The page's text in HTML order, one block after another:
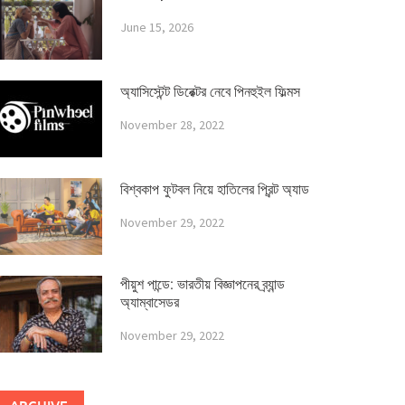
June 15, 2026
অ্যাসিস্টেন্ট ডিরেক্টর নেবে পিনহুইল ফিল্মস
November 28, 2022
বিশ্বকাপ ফুটবল নিয়ে হাতিলের প্রিন্ট অ্যাড
November 29, 2022
পীয়ুশ পান্ডে: ভারতীয় বিজ্ঞাপনের ব্র্যান্ড
অ্যাম্বাসেডর
November 29, 2022